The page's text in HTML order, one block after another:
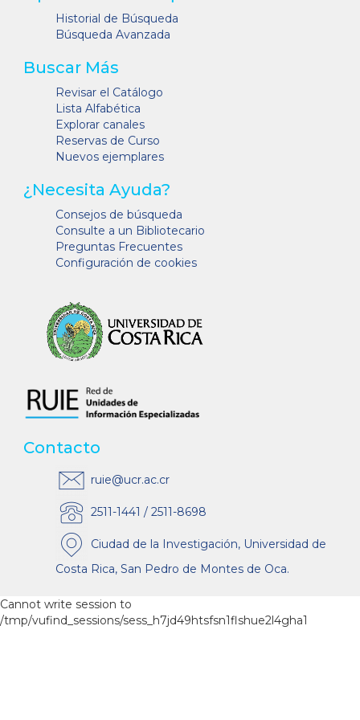
Historial de Búsqueda
Búsqueda Avanzada
Buscar Más
Revisar el Catálogo
Lista Alfabética
Explorar canales
Reservas de Curso
Nuevos ejemplares
¿Necesita Ayuda?
Consejos de búsqueda
Consulte a un Bibliotecario
Preguntas Frecuentes
Configuración de cookies
Contacto
ruie@ucr.ac.cr
2511-1441 / 2511-8698
Ciudad de la Investigación, Universidad de
Costa Rica, San Pedro de Montes de Oca.
Cannot write session to
/tmp/vufind_sessions/sess_h7jd49htsfsn1flshue2l4gha1